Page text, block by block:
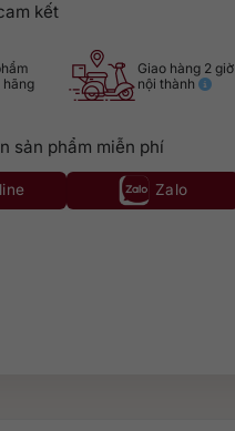
kết
Giao hàng 2 giờ
nội thành
sản phẩm miễn phí
Zalo